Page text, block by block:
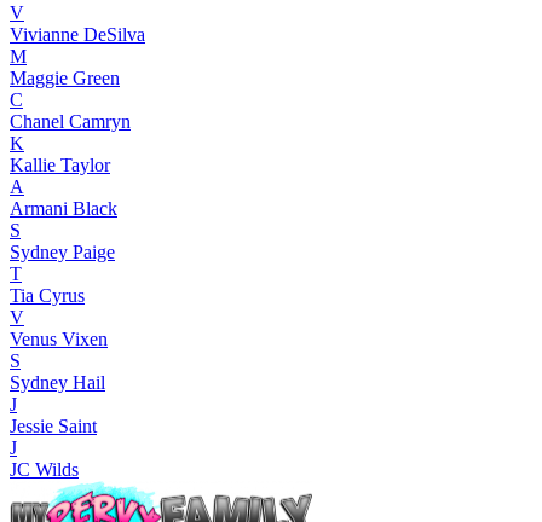
V
Vivianne DeSilva
M
Maggie Green
C
Chanel Camryn
K
Kallie Taylor
A
Armani Black
S
Sydney Paige
T
Tia Cyrus
V
Venus Vixen
S
Sydney Hail
J
Jessie Saint
J
JC Wilds